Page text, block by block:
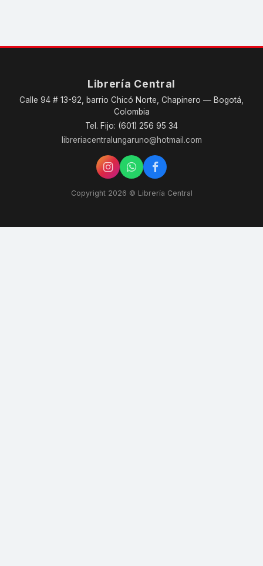
Librería Central
Calle 94 # 13-92, barrio Chicó Norte, Chapinero — Bogotá,
Colombia
Tel. Fijo: (601) 256 95 34
libreriacentralungaruno@hotmail.com
Copyright 2026 © Librería Central